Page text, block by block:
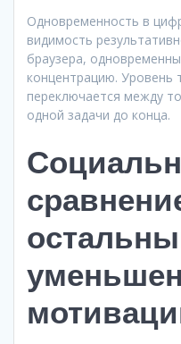
Одновременность в
видимость
браузера,
концентрацию. Уровень
переключается между
одной задачи до конца.